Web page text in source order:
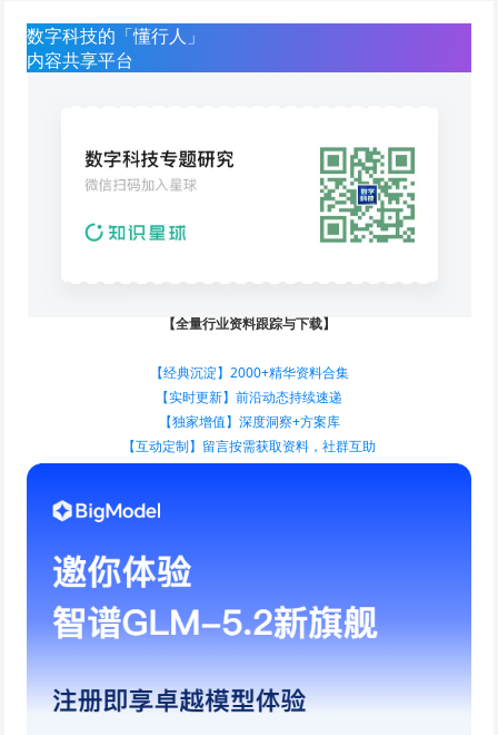
数字科技的「懂行人」
内容共享平台
【全量行业资料跟踪与下载】
【经典沉淀】2000+精华资料合集
【实时更新】前沿动态持续速递
【独家增值】深度洞察+方案库
【互动定制】留言按需获取资料，社群互助